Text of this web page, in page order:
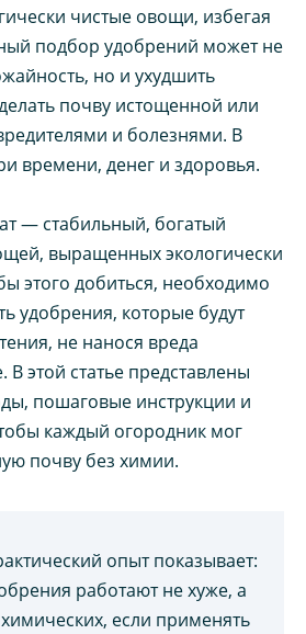
чистые овощи, избегая
подбор удобрений может не
но и ухудшить
почву истощенной или
и болезнями. В
времени, денег и здоровья.
— стабильный, богатый
выращенных экологически
этого добиться, необходимо
удобрения, которые будут
не нанося вреда
этой статье представлены
пошаговые инструкции и
каждый огородник мог
почву без химии.
опыт показывает:
работают не хуже, а
если применять